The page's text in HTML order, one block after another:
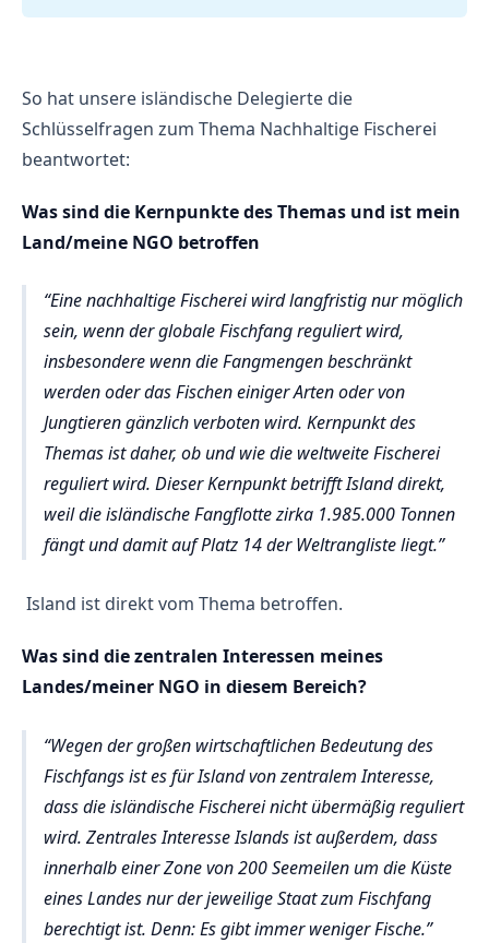
So hat unsere isländische Delegierte die
Schlüsselfragen zum Thema Nachhaltige Fischerei
beantwortet:
Was sind die Kernpunkte des Themas und ist mein
Land/meine NGO betroffen
Eine nachhaltige Fischerei wird langfristig nur möglich
sein, wenn der globale Fischfang reguliert wird,
insbesondere wenn die Fangmengen beschränkt
werden oder das Fischen einiger Arten oder von
Jungtieren gänzlich verboten wird. Kernpunkt des
Themas ist daher, ob und wie die weltweite Fischerei
reguliert wird. Dieser Kernpunkt betrifft Island direkt,
weil die isländische Fangflotte zirka 1.985.000 Tonnen
fängt und damit auf Platz 14 der Weltrangliste liegt.
Island ist direkt vom Thema betroffen.
Was sind die zentralen Interessen meines
Landes/meiner NGO in diesem Bereich?
Wegen der großen wirtschaftlichen Bedeutung des
Fischfangs ist es für Island von zentralem Interesse,
dass die isländische Fischerei nicht übermäßig reguliert
wird. Zentrales Interesse Islands ist außerdem, dass
innerhalb einer Zone von 200 Seemeilen um die Küste
eines Landes nur der jeweilige Staat zum Fischfang
berechtigt ist. Denn: Es gibt immer weniger Fische.